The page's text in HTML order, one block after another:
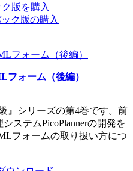
版を購入
ク版の購入
ォーム（後編）
』シリーズの第4巻です。前
ステムPicoPlannerの開発を
フォームの取り扱い方につ